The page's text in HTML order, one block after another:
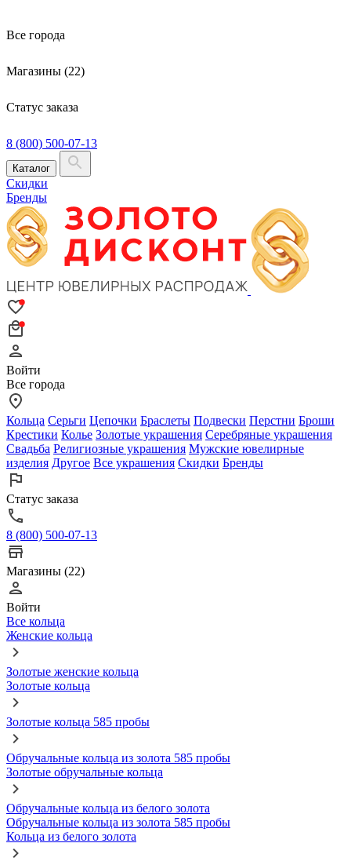
Все города
Магазины (22)
Статус заказа
8 (800) 500-07-13
Каталог
Скидки
Бренды
Войти
Все города
Кольца Серьги Цепочки Браслеты Подвески Перстни Броши
Крестики Колье Золотые украшения Серебряные украшения
Свадьба Религиозные украшения Мужские ювелирные
изделия Другое Все украшения Скидки Бренды
Статус заказа
8 (800) 500-07-13
Магазины (22)
Войти
Все кольца
Женские кольца
Золотые женские кольца
Золотые кольца
Золотые кольца 585 пробы
Обручальные кольца из золота 585 пробы
Золотые обручальные кольца
Обручальные кольца из белого золота
Обручальные кольца из золота 585 пробы
Кольца из белого золота